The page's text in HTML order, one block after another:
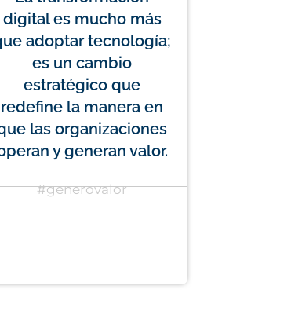
digital es mucho más
adoptar tecnología;
es un cambio
estratégico que
redefine la manera en
las organizaciones
y generan valor.
#generovalor